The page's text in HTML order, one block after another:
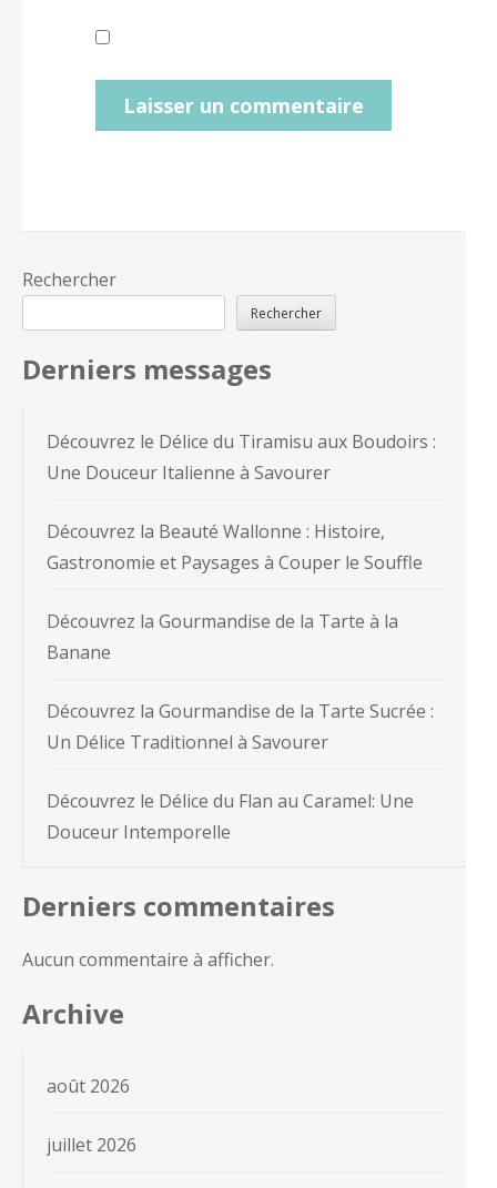
Rechercher
Rechercher
Derniers messages
Découvrez le Délice du Tiramisu aux Boudoirs :
Une Douceur Italienne à Savourer
Découvrez la Beauté Wallonne : Histoire,
Gastronomie et Paysages à Couper le Souffle
Découvrez la Gourmandise de la Tarte à la
Banane
Découvrez la Gourmandise de la Tarte Sucrée :
Un Délice Traditionnel à Savourer
Découvrez le Délice du Flan au Caramel: Une
Douceur Intemporelle
Derniers commentaires
Aucun commentaire à afficher.
Archive
août 2026
juillet 2026